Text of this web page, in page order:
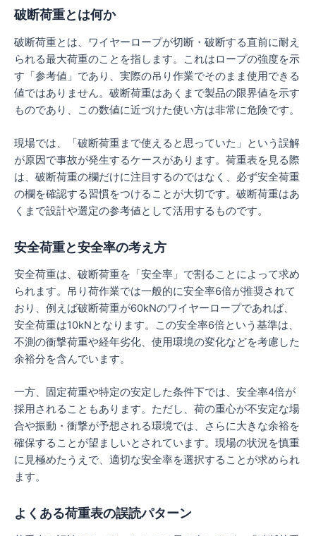
破断荷重とは何か
破断荷重とは、ワイヤーロープが切断・破断する直前に耐え
られる最大荷重のことを指します。これはロープの強度を示
す「参考値」であり、実際の吊り作業でそのまま使用できる
値ではありません。破断荷重はあくまで製品の限界値を示す
ものであり、この数値に近づけた使い方は非常に危険です。
現場では、「破断荷重まで使えると思っていた」という誤解
が原因で事故が発生するケースがあります。荷重表を見る際
は、破断荷重の欄だけに注目するのではなく、必ず安全荷重
の欄を確認する習慣をつけることが大切です。破断荷重はあ
くまで設計や選定の参考値として活用するものです。
安全荷重と安全率の考え方
安全荷重は、破断荷重を「安全率」で割ることによって求め
られます。吊り荷作業では一般的に安全率6倍が推奨されて
おり、例えば破断荷重が60kNのワイヤーロープであれば、
安全荷重は10kNとなります。この安全率6倍という基準は、
不測の衝撃荷重や経年劣化、使用環境の変化などを考慮した
余裕分を含んでいます。
一方、固定荷重や特定の安定した条件下では、安全率4倍が
採用されることもあります。ただし、荷の重心が不安定な場
合や振動・衝撃が予想される環境では、さらに大きな余裕を
確保することが望ましいとされています。現場の状況を慎重
に見極めたうえで、適切な安全率を選択することが求められ
ます。
よくある荷重表の誤読パターン